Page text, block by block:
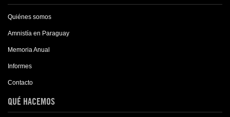
Quiénes somos
Amnistía en Paraguay
Memoria Anual
Informes
Contacto
QUÉ HACEMOS